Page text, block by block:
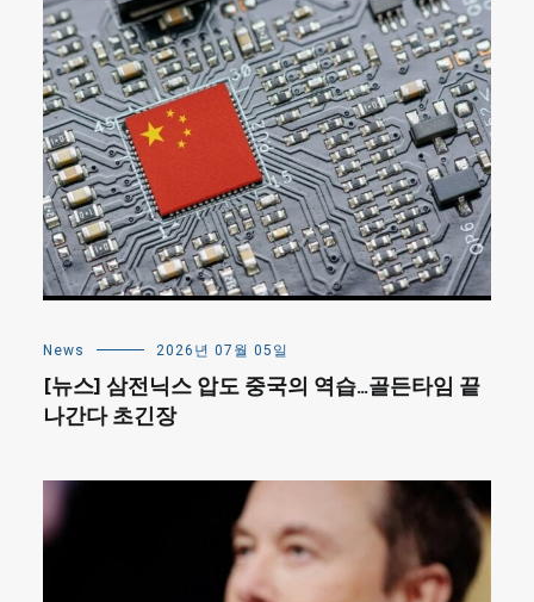
News 2026년 07월 05일
[뉴스] 삼전닉스 압도 중국의 역습…골든타임 끝
나간다 초긴장